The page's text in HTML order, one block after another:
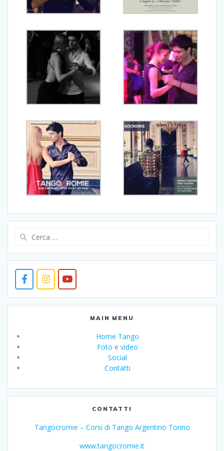
MAIN MENU
Home Tango
Foto e video
Social
Contatti
CONTATTI
Tangocromie – Corsi di Tango Argentino Torino
www.tangocromie.it